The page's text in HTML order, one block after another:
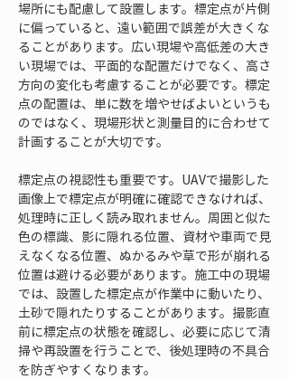
場所にも配慮して設置します。標定点が片側
に偏っていると、遠い範囲で誤差が大きくな
ることがあります。広い現場や高低差の大き
い現場では、平面的な配置だけでなく、高さ
方向の変化も考慮することが必要です。標定
点の配置は、単に数を増やせばよいというも
のではなく、現場形状と測量目的に合わせて
計画することが大切です。
標定点の視認性も重要です。UAVで撮影した
画像上で標定点が明確に確認できなければ、
処理時に正しく読み取れません。周囲と似た
色の標識、影に隠れる位置、資材や車両で見
えなくなる位置、ぬかるみや草で形が崩れる
位置は避ける必要があります。施工中の現場
では、設置した標定点が作業中に動いたり、
土砂で隠れたりすることがあります。撮影直
前に標定点の状態を確認し、必要に応じて清
掃や再設置を行うことで、後処理時の不具合
を防ぎやすくなります。